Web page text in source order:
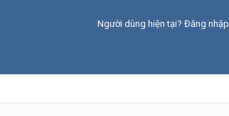
Người dùng hiện tại? Đăng nhập